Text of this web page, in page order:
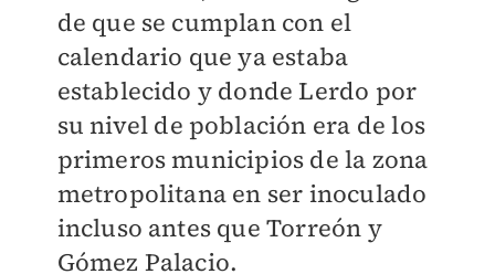
de que se cumplan con el
calendario que ya estaba
establecido y donde Lerdo por
su nivel de población era de los
primeros municipios de la zona
metropolitana en ser inoculado
incluso antes que Torreón y
Gómez Palacio.